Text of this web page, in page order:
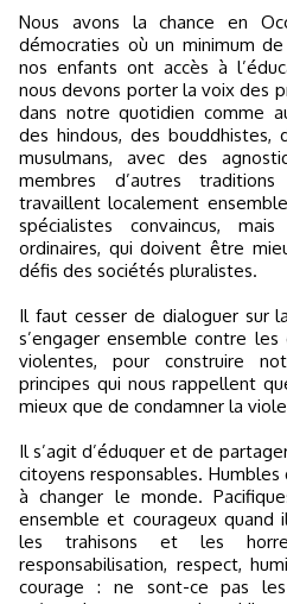
Nous avons la chance en
démocraties où un minimum
nos enfants ont accès à
nous devons porter la voix des
dans notre quotidien comme
des hindous, des bouddhistes,
musulmans, avec des
membres d’autres
travaillent localement
spécialistes convaincus,
ordinaires, qui doivent être
défis des sociétés pluralistes.
Il faut cesser de dialoguer sur
s’engager ensemble contre
violentes, pour construire
principes qui nous rappellent
mieux que de condamner la
Il s’agit d’éduquer et de
citoyens responsables.
à changer le monde.
ensemble et courageux quand
les trahisons et les
responsabilisation, respect,
courage : ne sont-ce pas les